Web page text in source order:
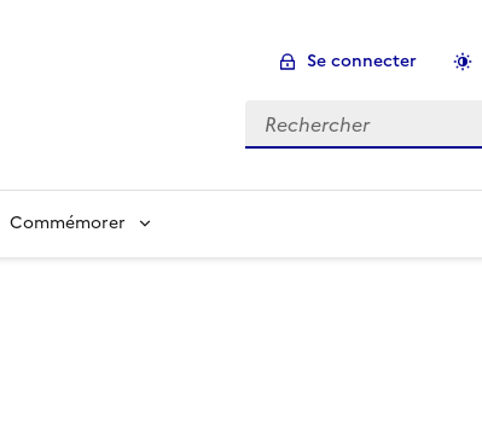
Se connecter
Rechercher :
Commémorer